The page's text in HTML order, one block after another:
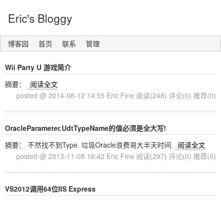
Eric's Bloggy
博客园 首页 联系 管理
Wii Party U 游戏简介
摘要：
阅读全文
posted @ 2014-08-12 14:55 Eric Fine 阅读(248) 评论(0) 推荐(0)
OracleParameter.UdtTypeName的值必须是全大写!
摘要： 不然找不到Type. 垃圾Oracle浪费哥大半天时间. 阅读全文
posted @ 2013-11-08 16:42 Eric Fine 阅读(297) 评论(0) 推荐(0)
VS2012调用64位IIS Express